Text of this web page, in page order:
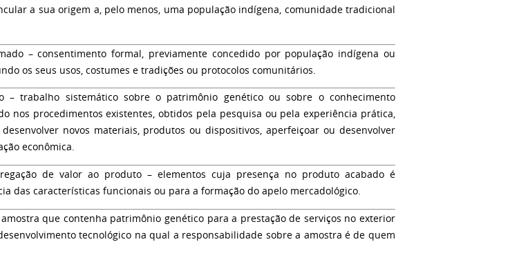
a sua origem a, pelo menos, uma população indígena, comunidade tradicional
– consentimento formal, previamente concedido por população indígena ou
os seus usos, costumes e tradições ou protocolos comunitários.
– trabalho sistemático sobre o patrimônio genético ou sobre o conhecimento
nos procedimentos existentes, obtidos pela pesquisa ou pela experiência prática,
novos materiais, produtos ou dispositivos, aperfeiçoar ou desenvolver
econômica.
de valor ao produto – elementos cuja presença no produto acabado é
das características funcionais ou para a formação do apelo mercadológico.
que contenha patrimônio genético para a prestação de serviços no exterior
tecnológico na qual a responsabilidade sobre a amostra é de quem